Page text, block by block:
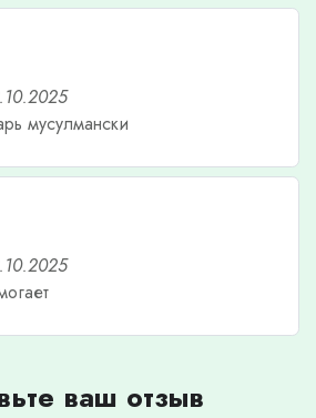
мусулмански
ваш отзыв